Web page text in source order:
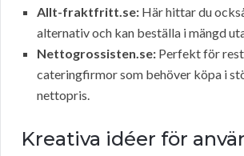
Allt-fraktfritt.se: Här hittar du
alternativ och kan beställa i mängd
Nettogrossisten.se: Perfekt för
cateringfirmor som behöver köpa i
nettopris.
Kreativa idéer för